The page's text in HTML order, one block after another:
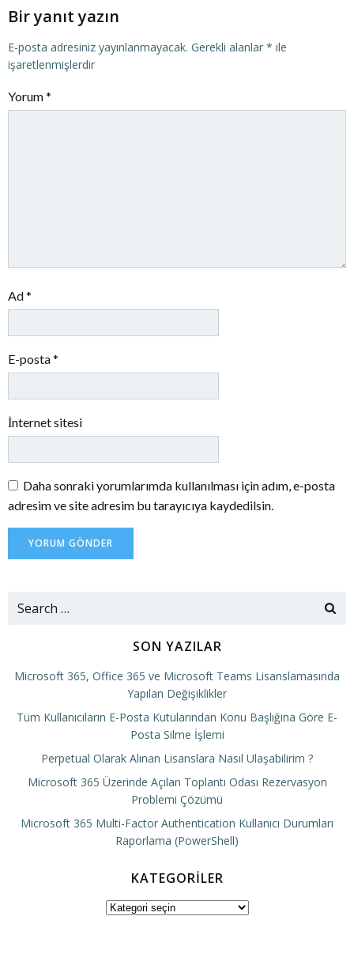
Bir yanıt yazın
E-posta adresiniz yayınlanmayacak. Gerekli alanlar * ile
işaretlenmişlerdir
Yorum*
Ad*
E-posta*
İnternet sitesi
Daha sonraki yorumlarımda kullanılması için adım, e-posta
adresim ve site adresim bu tarayıcıya kaydedilsin.
Search
SON YAZILAR
Microsoft 365, Office 365 ve Microsoft Teams Lisanslamasında
Yapılan Değişiklikler
Tüm Kullanıcıların E-Posta Kutularından Konu Başlığına Göre E-
Posta Silme İşlemi
Perpetual Olarak Alınan Lisanslara Nasıl Ulaşabilirim ?
Microsoft 365 Üzerinde Açılan Toplantı Odası Rezervasyon
Problemi Çözümü
Microsoft 365 Multi-Factor Authentication Kullanıcı Durumları
Raporlama (PowerShell)
KATEGORILER
Kategoriler